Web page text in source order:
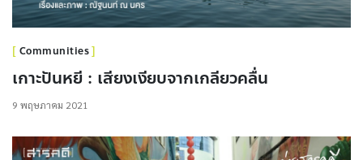
Communities
เกาะปันหยี : เสียงเงียบจากเกลียวคลื่น
9 พฤษภาคม 2021